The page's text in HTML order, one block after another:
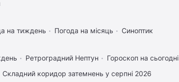
на тиждень Погода на місяць Синоптик
Ретроградний Нептун
Гороскоп на сьогодні
Складний коридор затемнень у серпні 2026